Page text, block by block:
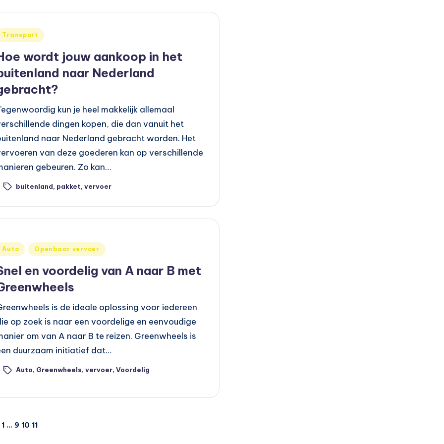
Transport
wordt jouw aankoop in het
naar Nederland
kun je heel makkelijk allemaal
dingen kopen, die dan vanuit het
naar Nederland gebracht worden. Het
van deze goederen kan op verschillende
gebeuren. Zo kan…
buitenland, pakket, vervoer
Auto Openbaar vervoer
en voordelig van A naar B met
is de ideale oplossing voor iedereen
op zoek is naar een voordelige en eenvoudige
om van A naar B te reizen. Greenwheels is
duurzaam initiatief dat…
Auto, Greenwheels, vervoer, Voordelig
1 … 9 10 11